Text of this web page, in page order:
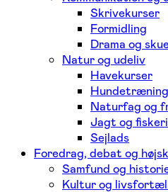
Skrivekurser
Formidling
Drama og
Natur og udeliv
Havekurser
Hundetræning
Naturfag og
Jagt og fiskeri
Sejlads
Foredrag, debat og
Samfund og
Kultur og